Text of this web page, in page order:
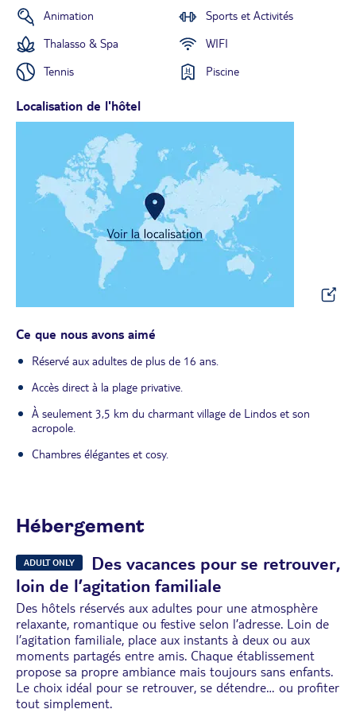
Animation
Sports et Activités
Thalasso & Spa
WIFI
Tennis
Piscine
Localisation de l'hôtel
Ce que nous avons aimé
Réservé aux adultes de plus de 16 ans.
Accès direct à la plage privative.
À seulement 3,5 km du charmant village de Lindos et son
acropole.
Chambres élégantes et cosy.
Hébergement
ADULT ONLY
Des vacances pour se retrouver,
loin de l’agitation familiale
Des hôtels réservés aux adultes pour une atmosphère
relaxante, romantique ou festive selon l’adresse. Loin de
l’agitation familiale, place aux instants à deux ou aux
moments partagés entre amis. Chaque établissement
propose sa propre ambiance mais toujours sans enfants.
Le choix idéal pour se retrouver, se détendre… ou profiter
tout simplement.